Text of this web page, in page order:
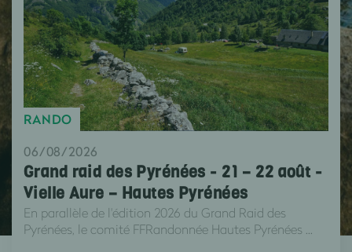
RANDO
06/08/2026
Grand raid des Pyrénées - 21 – 22 août -
Vielle Aure – Hautes Pyrénées
En parallèle de l'édition 2026 du Grand Raid des
Pyrénées, le comité FFRandonnée Hautes Pyrénées ...